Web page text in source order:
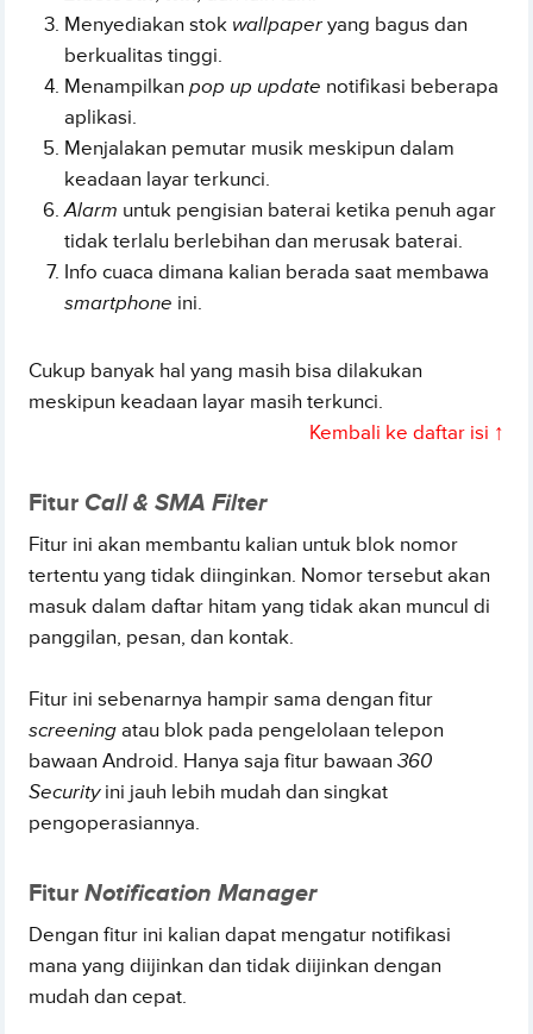
Menyediakan stok wallpaper yang bagus dan
berkualitas tinggi.
Menampilkanpop up update notifikasi beberapa
aplikasi.
Menjalakan pemutar musik meskipun dalam
keadaan layar terkunci.
Alarm untuk pengisian baterai ketika penuh agar
tidak terlalu berlebihan dan merusak baterai.
Info cuaca dimana kalian berada saat membawa
smartphone ini.
Cukup banyak hal yang masih bisa dilakukan
meskipun keadaan layar masih terkunci.
Kembali ke daftar isi ↑
Fitur Call & SMA Filter
Fitur ini akan membantu kalian untuk blok nomor
tertentu yang tidak diinginkan. Nomor tersebut akan
masuk dalam daftar hitam yang tidak akan muncul di
panggilan, pesan, dan kontak.
Fitur ini sebenarnya hampir sama dengan fitur
screening atau blok pada pengelolaan telepon
bawaan Android. Hanya saja fitur bawaan360
Securityini jauh lebih mudah dan singkat
pengoperasiannya.
FiturNotification Manager
Dengan fitur ini kalian dapat mengatur notifikasi
mana yang diijinkan dan tidak diijinkan dengan
mudah dan cepat.